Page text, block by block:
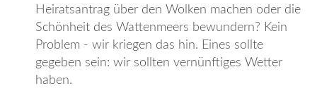
Heiratsantrag über den Wolken machen oder die
Schönheit des Wattenmeers bewundern? Kein
Problem - wir kriegen das hin. Eines sollte
gegeben sein: wir sollten vernünftiges Wetter
haben.